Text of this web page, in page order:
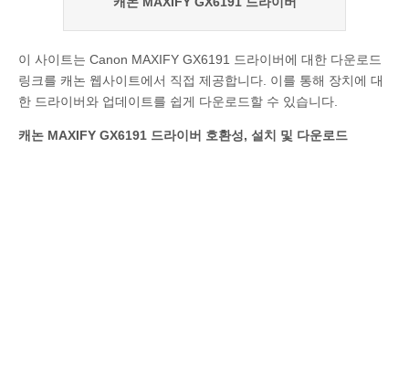
이 사이트는 Canon MAXIFY GX6191 드라이버에 대한 다운로드
링크를 캐논 웹사이트에서 직접 제공합니다. 이를 통해 장치에 대
한 드라이버와 업데이트를 쉽게 다운로드할 수 있습니다.
캐논 MAXIFY GX6191 드라이버 호환성, 설치 및 다운로드